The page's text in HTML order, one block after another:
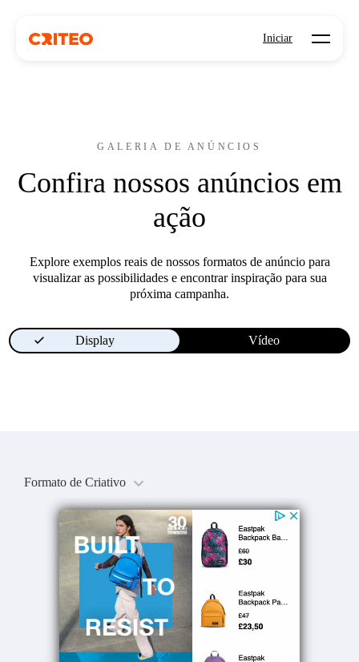
Iniciar Open
GALERIA DE ANÚNCIOS
Confira nossos anúncios em
ação
Explore exemplos reais de nossos formatos de anúncio para
visualizar as possibilidades e encontrar inspiração para sua
próxima campanha.
Display Vídeo
Formato de Criativo